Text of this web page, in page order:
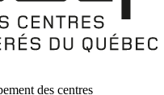
des centres